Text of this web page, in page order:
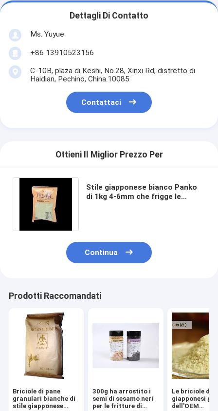
Dettagli Di Contatto
Ms. Yuyue
+86 13910523156
C-10B, plaza di Keshi, No.28, Xinxi Rd, distretto di
Haidian, Pechino, China.10085
Contattaci
Ottieni Il Miglior Prezzo Per
Stile giapponese bianco Panko
di 1kg 4-6mm che frigge le
Continua
Prodotti Raccomandati
Briciole di pane
granulari bianche di
stile giapponese
300g ha arrostito i
semi di sesamo neri
per le fritture di
Le briciole di
giapponesi
dell'OEM